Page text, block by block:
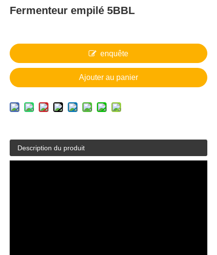
Fermenteur empilé 5BBL
enquête
Ajouter au panier
Description du produit